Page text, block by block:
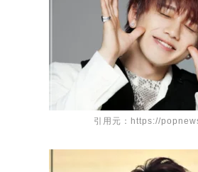
引用元：https://